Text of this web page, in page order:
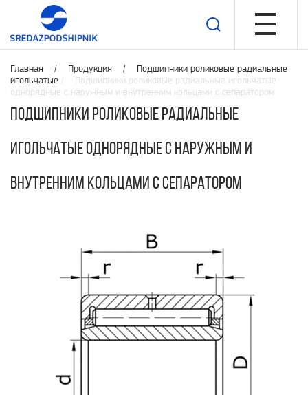
Главная / Продукция / Подшипники роликовые радиальные
игольчатые / Подшипники роликовые радиальные игольчатые
однорядные с наружным и внутренним кольцами с сепаратором
Подшипники роликовые радиальные
игольчатые однорядные с наружным и
внутренним кольцами с сепаратором